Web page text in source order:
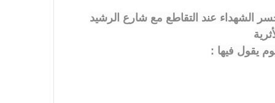
الشهداء عند التقاطع مع شارع الرشيد
يقول فيها :